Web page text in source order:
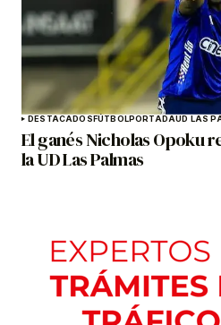
DESTACADOSFÚTBOLPORTADAUD LAS
El ganés Nicholas Opoku
la UD Las Palmas